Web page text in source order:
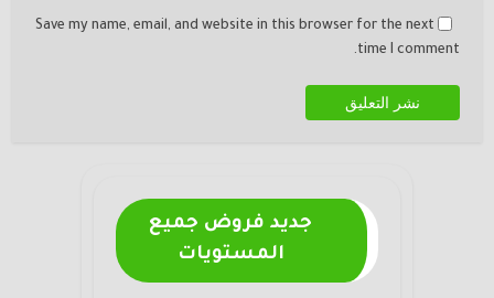
Save my name, email, and website in this browser for the next
time I comment.
جديد فروض جميع
المستويات